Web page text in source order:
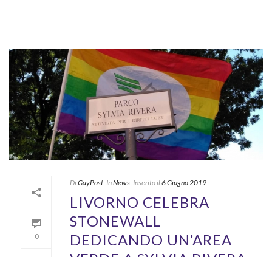
0
DiGayPost InNews Inserito il6 Giugno 2019
LIVORNO CELEBRA
STONEWALL
DEDICANDO UN’AREA